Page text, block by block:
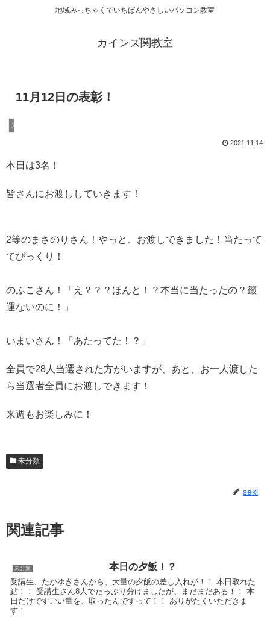
地域みっちゃくでいちばんやさしいパソコン教室
カインズ関教室
11月12日の表彰！
未分類
2021.11.14
本日は3名！
皆さんにお渡ししていきます！
2等のまさのりさん！やっと、お渡しできました！当たって
てびっくり！
のふこさん！「え？？？ほんと！？本当に当たったの？籤
運ないのに！」
いまいさん！「あたってた！？」
全員で28人当選された方がいますが、あと、お一人渡した
ら当選者全員にお渡しできます！
来週もお楽しみに！
未分類
seki
関連記事
未分類 本日の夕飯！？
受講生、たかゆきさんから、大量の夕飯の差し入れが！！ 本日取れた
鮎！！ 受講生さん8人でたっぷり分けましたが、まだまだある！！ 本
日だけですごい量を、取ったんですって！！ ありがたくいただきま
す！